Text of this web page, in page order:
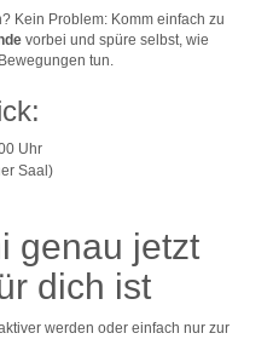
Kein Problem: Komm einfach zu
vorbei und spüre selbst, wie
tun.
Uhr
Saal)
genau jetzt
dich ist
werden oder einfach nur zur